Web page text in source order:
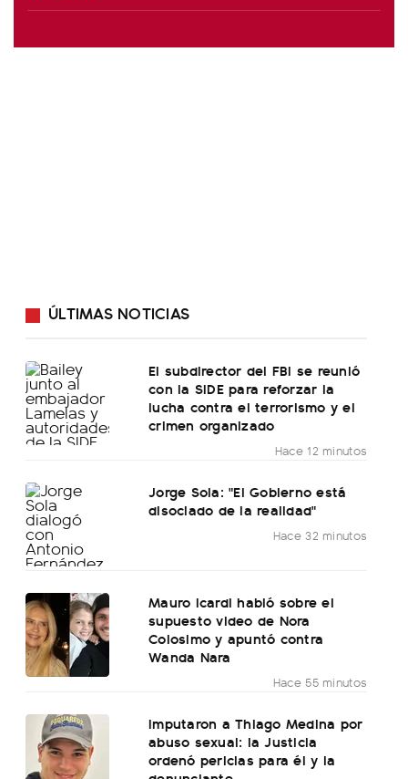
ÚLTIMAS NOTICIAS
El subdirector del FBI se reunió
con la SIDE para reforzar la
lucha contra el terrorismo y el
crimen organizado
Hace 12 minutos
Jorge Sola: "El Gobierno está
disociado de la realidad"
Hace 32 minutos
Mauro Icardi habló sobre el
supuesto video de Nora
Colosimo y apuntó contra
Wanda Nara
Hace 55 minutos
Imputaron a Thiago Medina por
abuso sexual: la Justicia
ordenó pericias para él y la